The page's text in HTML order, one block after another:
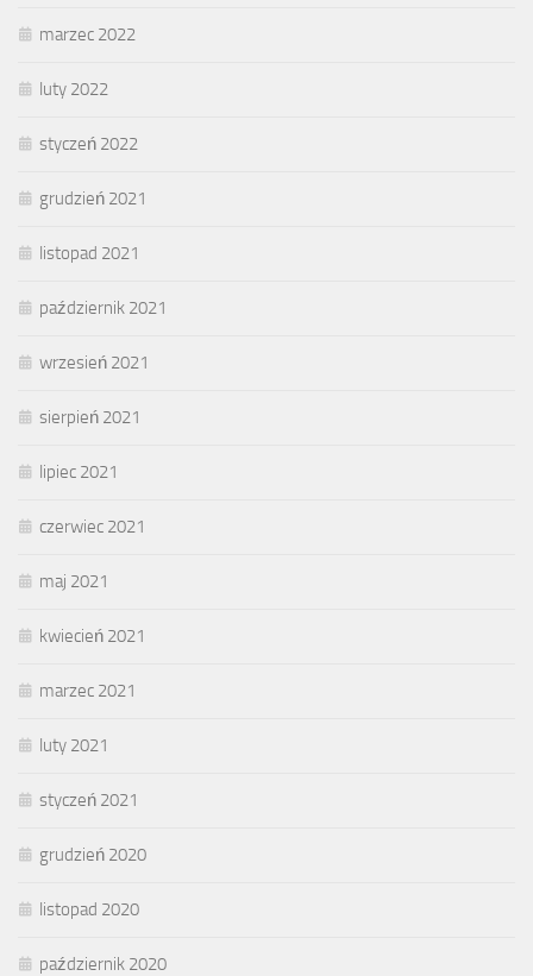
marzec 2022
luty 2022
styczeń 2022
grudzień 2021
listopad 2021
październik 2021
wrzesień 2021
sierpień 2021
lipiec 2021
czerwiec 2021
maj 2021
kwiecień 2021
marzec 2021
luty 2021
styczeń 2021
grudzień 2020
listopad 2020
październik 2020